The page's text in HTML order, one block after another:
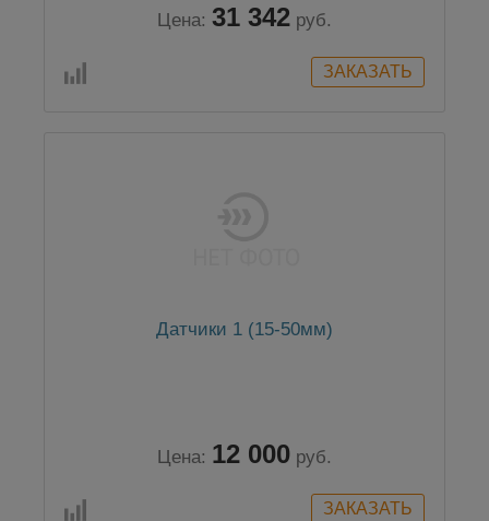
Цена: 31 342 руб.
Датчики 1 (15-50мм)
Цена: 12 000 руб.